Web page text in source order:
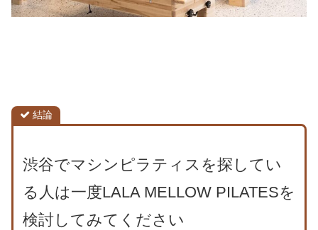
結論
渋谷でマシンピラティスを探してい
る人は一度LALA MELLOW PILATESを
検討してみてください